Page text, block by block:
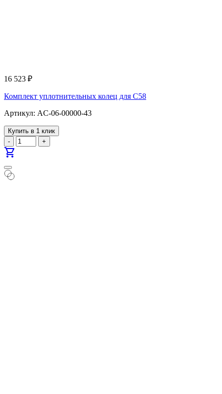
16 523 ₽
Комплект уплотнительных колец для С58
Артикул: AC-06-00000-43
Купить в 1 клик
-
+
shopping_cart